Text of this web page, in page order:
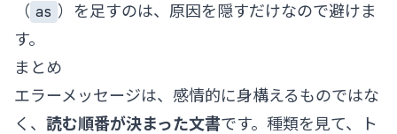
（ as ）を足すのは、原因を隠すだけなので避けま
す。
まとめ
エラーメッセージは、感情的に身構えるものではな
く、 読む順番が決まった文書です。種類を見て、ト